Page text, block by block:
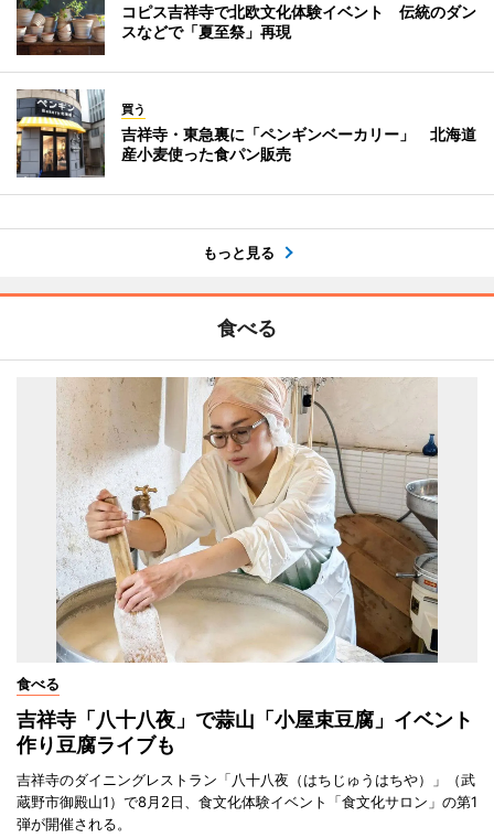
コピス吉祥寺で北欧文化体験イベント 伝統のダン
スなどで「夏至祭」再現
買う
吉祥寺・東急裏に「ペンギンベーカリー」 北海道
産小麦使った食パン販売
もっと見る
食べる
食べる
吉祥寺「八十八夜」で蒜山「小屋束豆腐」イベント
作り豆腐ライブも
吉祥寺のダイニングレストラン「八十八夜（はちじゅうはちや）」（武
蔵野市御殿山1）で8月2日、食文化体験イベント「食文化サロン」の第1
弾が開催される。